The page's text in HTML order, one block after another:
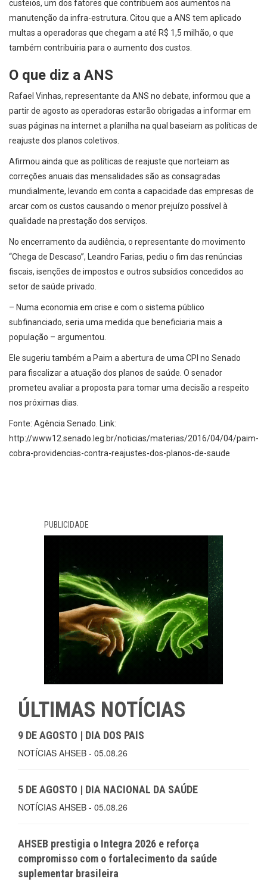
custeios, um dos fatores que contribuem aos aumentos na
manutenção da infra-estrutura. Citou que a ANS tem aplicado
multas a operadoras que chegam a até R$ 1,5 milhão, o que
também contribuiria para o aumento dos custos.
O que diz a ANS
Rafael Vinhas, representante da ANS no debate, informou que a
partir de agosto as operadoras estarão obrigadas a informar em
suas páginas na internet a planilha na qual baseiam as políticas de
reajuste dos planos coletivos.
Afirmou ainda que as políticas de reajuste que norteiam as
correções anuais das mensalidades são as consagradas
mundialmente, levando em conta a capacidade das empresas de
arcar com os custos causando o menor prejuízo possível à
qualidade na prestação dos serviços.
No encerramento da audiência, o representante do movimento
“Chega de Descaso”, Leandro Farias, pediu o fim das renúncias
fiscais, isenções de impostos e outros subsídios concedidos ao
setor de saúde privado.
– Numa economia em crise e com o sistema público
subfinanciado, seria uma medida que beneficiaria mais a
população – argumentou.
Ele sugeriu também a Paim a abertura de uma CPI no Senado
para fiscalizar a atuação dos planos de saúde. O senador
prometeu avaliar a proposta para tomar uma decisão a respeito
nos próximas dias.
Fonte: Agência Senado. Link:
http://www12.senado.leg.br/noticias/materias/2016/04/04/paim-
cobra-providencias-contra-reajustes-dos-planos-de-saude
PUBLICIDADE
ÚLTIMAS NOTÍCIAS
9 DE AGOSTO | DIA DOS PAIS
NOTÍCIAS AHSEB - 05.08.26
5 DE AGOSTO | DIA NACIONAL DA SAÚDE
NOTÍCIAS AHSEB - 05.08.26
AHSEB prestigia o Integra 2026 e reforça
compromisso com o fortalecimento da saúde
suplementar brasileira